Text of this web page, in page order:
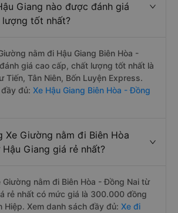
Giang nào được đánh giá
tốt nhất?
nằm đi Hậu Giang Biên Hòa -
giá cao cấp, chất lượng tốt nhất là
Tiến, Tân Niên, Bốn Luyện Express.
đủ: Xe Hậu Giang Biên Hòa - Đồng
Xe Giường nằm đi Biên Hòa
Giang giá rẻ nhất?
Giường nằm đi Biên Hòa - Đồng Nai từ
rẻ nhất có mức giá là 300.000 đồng
Hiệp. Xem danh sách đầy đủ: Xe đi